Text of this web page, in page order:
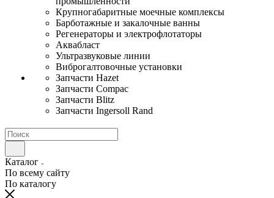
Крупногабаритные моечные комплексы
Барботажные и закалочные ванны
Регенераторы и электрофлотаторы
Аквабласт
Ультразвуковые линии
Виброгалтовочные установки
Запчасти Hazet
Запчасти Compac
Запчасти Blitz
Запчасти Ingersoll Rand
Каталог
По всему сайту
По каталогу